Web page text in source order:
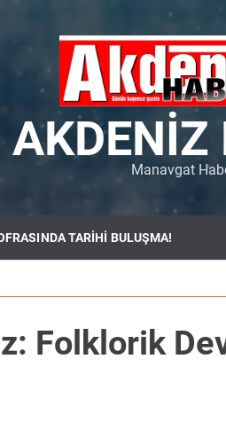
AKDENIZ
Manavgat
TARİHİ BULUŞMA!
Folklorik